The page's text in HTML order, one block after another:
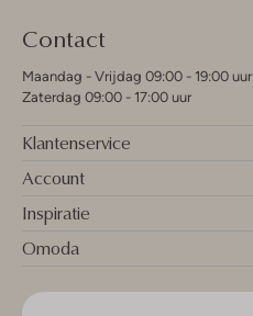
Contact
Maandag - Vrijdag 09:00 - 19:00 uur
Zaterdag 09:00 - 17:00 uur
Klantenservice
Account
Inspiratie
Omoda